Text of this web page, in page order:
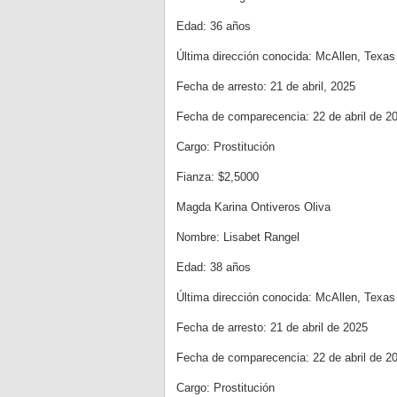
Edad: 36 años
Última dirección conocida: McAllen, Texas
Fecha de arresto: 21 de abril, 2025
Fecha de comparecencia: 22 de abril de
Cargo: Prostitución
Fianza: $2,5000
Magda Karina Ontiveros Oliva
Nombre: Lisabet Rangel
Edad: 38 años
Última dirección conocida: McAllen, Texas
Fecha de arresto: 21 de abril de 2025
Fecha de comparecencia: 22 de abril de
Cargo: Prostitución